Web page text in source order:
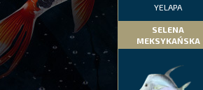
YELAPA
SELENA
MEKSYKAŃSKA